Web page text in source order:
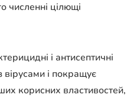
численні цілющі
і антисептичні
вірусами і покращує
корисних властивостей,